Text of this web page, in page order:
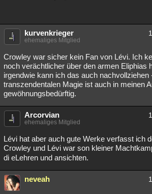
kurvenkrieger
ehemaliges Mitglied
Crowley war sicher kein Fan von Lévi. Ich
noch verächtlicher über den armen Eliphias
irgendwie kann ich das auch nachvollziehen
transzendentalen Magie ist auch in meinen
gewöhnungsbedürftig.
Arcorvian
ehemaliges Mitglied
Lévi hat aber auch gute Werke verfasst ich
Crowley und Lévi war son kleiner
di eLehren und ansichten.
neveah